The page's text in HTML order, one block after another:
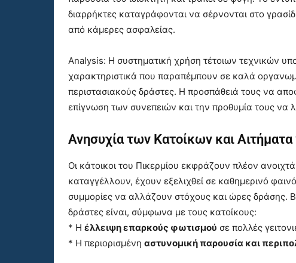
διαρρήκτες καταγράφονται να σέρνονται στο
από κάμερες ασφαλείας.
Analysis: Η συστηματική χρήση τέτοιων τεχνικών
χαρακτηριστικά που παραπέμπουν σε καλά
περιστασιακούς δράστες. Η προσπάθειά τους να
επίγνωση των συνεπειών και την προθυμία τους να
Ανησυχία των Κατοίκων και
Οι κάτοικοι του Πικερμίου εκφράζουν πλέον
καταγγέλλουν, έχουν εξελιχθεί σε καθημερινό
συμμορίες να αλλάζουν στόχους και ώρες δράσης.
δράστες είναι, σύμφωνα με τους κατοίκους:
* Η έλλειψη επαρκούς φωτισμού σε πολλές
* Η περιορισμένη αστυνομική παρουσία και